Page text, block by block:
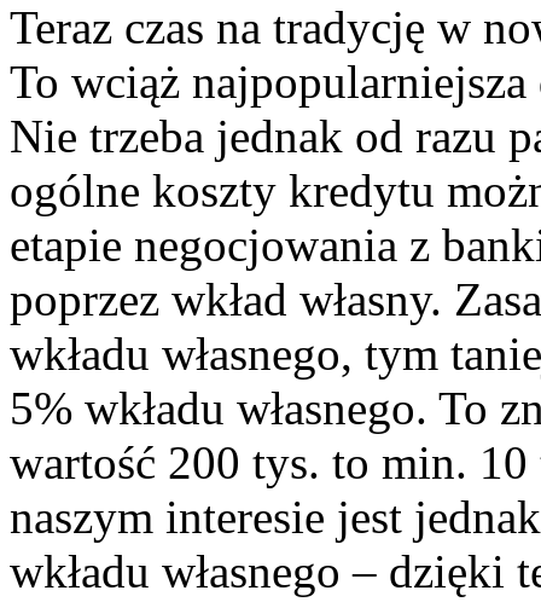
Teraz czas na tradycję w
To wciąż najpopularniejsza
Nie trzeba jednak od razu
ogólne koszty kredytu
etapie negocjowania z
poprzez wkład własny.
wkładu własnego, tym
5% wkładu własnego. To
wartość 200 tys. to min.
naszym interesie jest
wkładu własnego – dzięki